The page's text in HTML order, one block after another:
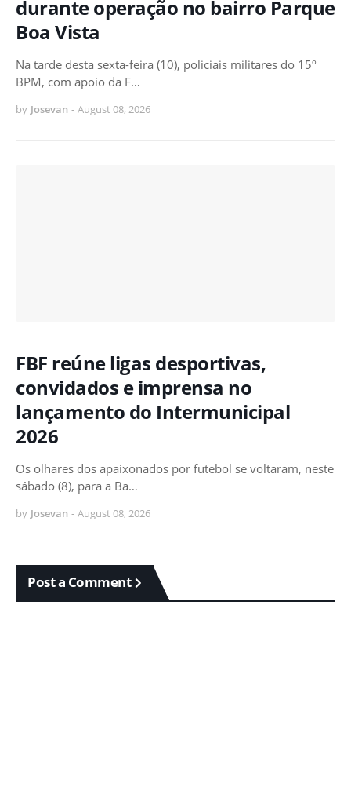
durante operação no bairro Parque
Boa Vista
Na tarde desta sexta-feira (10), policiais militares do 15º
BPM, com apoio da F…
by Josevan - August 08, 2026
FBF reúne ligas desportivas,
convidados e imprensa no
lançamento do Intermunicipal
2026
Os olhares dos apaixonados por futebol se voltaram, neste
sábado (8), para a Ba…
by Josevan - August 08, 2026
Post a Comment